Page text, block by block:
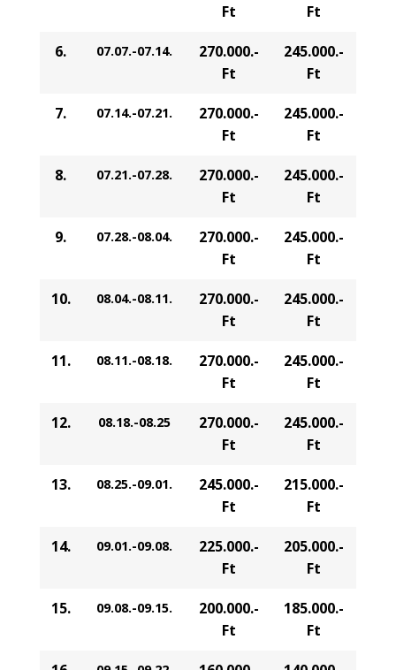
Ft
Ft
6. 07.07.-07.14.
270.000.-
Ft
245.000.-
Ft
7. 07.14.-07.21.
270.000.-
Ft
245.000.-
Ft
8. 07.21.-07.28.
270.000.-
Ft
245.000.-
Ft
9. 07.28.-08.04.
270.000.-
Ft
245.000.-
Ft
10. 08.04.-08.11.
270.000.-
Ft
245.000.-
Ft
11. 08.11.-08.18.
270.000.-
Ft
245.000.-
Ft
12. 08.18.-08.25
270.000.-
Ft
245.000.-
Ft
13. 08.25.-09.01.
245.000.-
Ft
215.000.-
Ft
14. 09.01.-09.08.
225.000.-
Ft
205.000.-
Ft
15. 09.08.-09.15.
200.000.-
Ft
185.000.-
Ft